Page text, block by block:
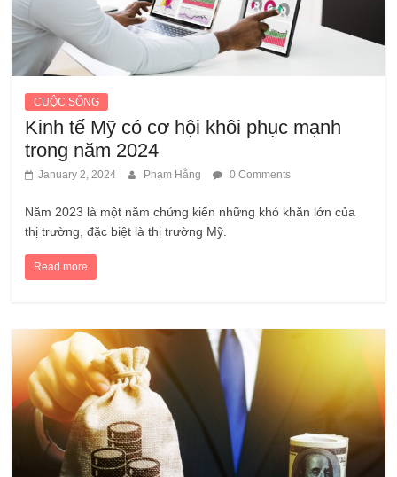
CUỘC SỐNG
Kinh tế Mỹ có cơ hội khôi phục mạnh
trong năm 2024
January 2, 2024 Phạm Hằng 0 Comments
Năm 2023 là một năm chứng kiến những khó khăn lớn của
thị trường, đặc biệt là thị trường Mỹ.
Read more